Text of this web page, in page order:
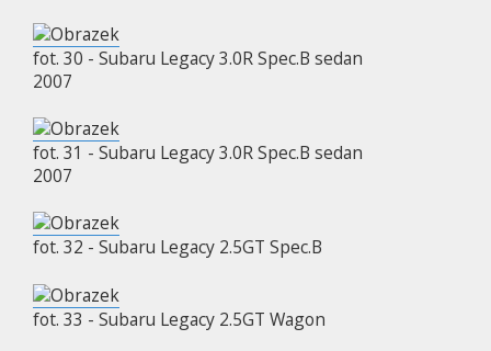
fot. 30 - Subaru Legacy 3.0R Spec.B sedan
2007
fot. 31 - Subaru Legacy 3.0R Spec.B sedan
2007
fot. 32 - Subaru Legacy 2.5GT Spec.B
fot. 33 - Subaru Legacy 2.5GT Wagon